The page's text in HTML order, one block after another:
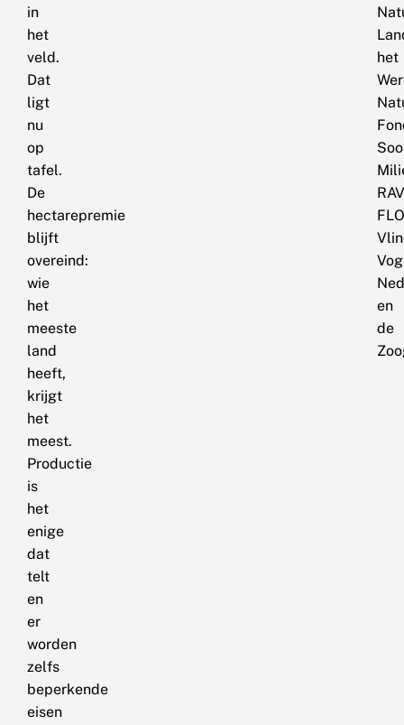
in
het
veld.
Dat
ligt
nu
op
tafel.
De
hectarepremie
blijft
overeind:
wie
het
meeste
land
heeft,
krijgt
het
meest.
Productie
is
het
enige
dat
telt
en
er
worden
zelfs
beperkende
eisen
het
en
de